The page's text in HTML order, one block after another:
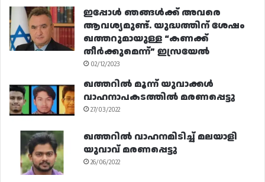
ഇപ്പോൾ ഞങ്ങൾക്ക് അവരെ
ആവശ്യമുണ്ട്. യുദ്ധത്തിന് ശേഷം
ഖത്തറുമായുള്ള “കണക്ക്
തീർക്കുമെന്ന്” ഇസ്രയേൽ
02/12/2023
ഖത്തറിൽ മൂന്ന് യുവാക്കൾ
വാഹനാപകടത്തിൽ മരണപ്പെട്ടു
27/03/2022
ഖത്തറിൽ വാഹനമിടിച്ച് മലയാളി
യുവാവ് മരണപ്പെട്ടു
26/06/2022